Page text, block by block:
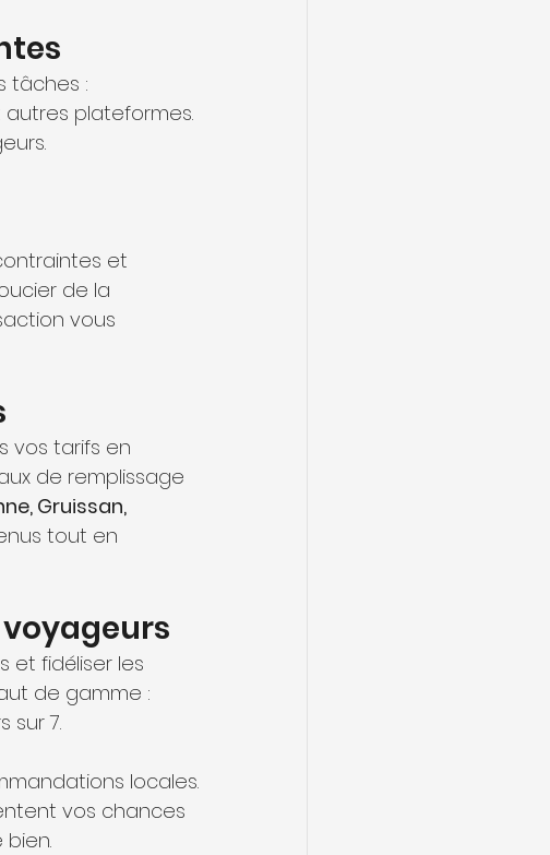
tâches :
autres plateformes.
et
de la
vous
vos tarifs en
de remplissage
Gruissan,
tout en
et fidéliser les
de gamme :
sur 7.
locales.
vos chances